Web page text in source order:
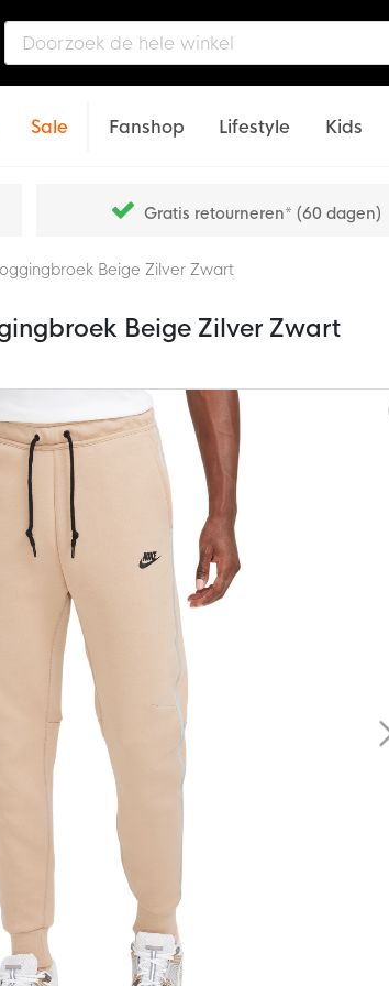
Sale Fanshop Lifestyle Kids
Gratis retourneren* (60 dagen)
Beige Zilver Zwart
Beige Zilver Zwart